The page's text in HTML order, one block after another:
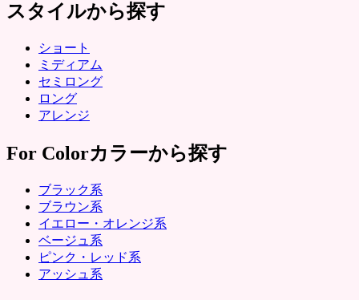
スタイルから探す
ショート
ミディアム
セミロング
ロング
アレンジ
For Colorカラーから探す
ブラック系
ブラウン系
イエロー・オレンジ系
ベージュ系
ピンク・レッド系
アッシュ系